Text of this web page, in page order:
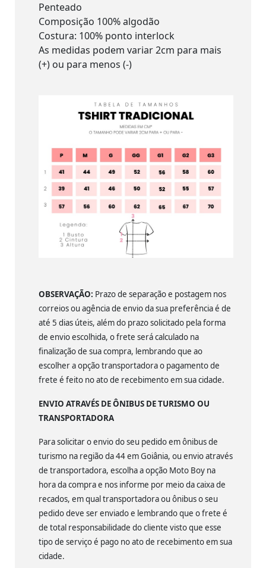
Penteado
Composição 100% algodão
Costura: 100% ponto interlock
As medidas podem variar 2cm para mais
(+) ou para menos (-)
OBSERVAÇÃO: Prazo de separação e postagem nos
correios ou agência de envio da sua preferência é de
até 5 dias úteis, além do prazo solicitado pela forma
de envio escolhida, o frete será calculado na
finalização de sua compra, lembrando que ao
escolher a opção transportadora o pagamento de
frete é feito no ato de recebimento em sua cidade.
ENVIO ATRAVÉS DE ÔNIBUS DE TURISMO OU
TRANSPORTADORA
Para solicitar o envio do seu pedido em ônibus de
turismo na região da 44 em Goiânia, ou envio através
de transportadora, escolha a opção Moto Boy na
hora da compra e nos informe por meio da caixa de
recados, em qual transportadora ou ônibus o seu
pedido deve ser enviado e lembrando que o frete é
de total responsabilidade do cliente visto que esse
tipo de serviço é pago no ato de recebimento em sua
cidade.